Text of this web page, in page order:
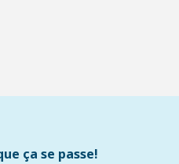
ça se passe!